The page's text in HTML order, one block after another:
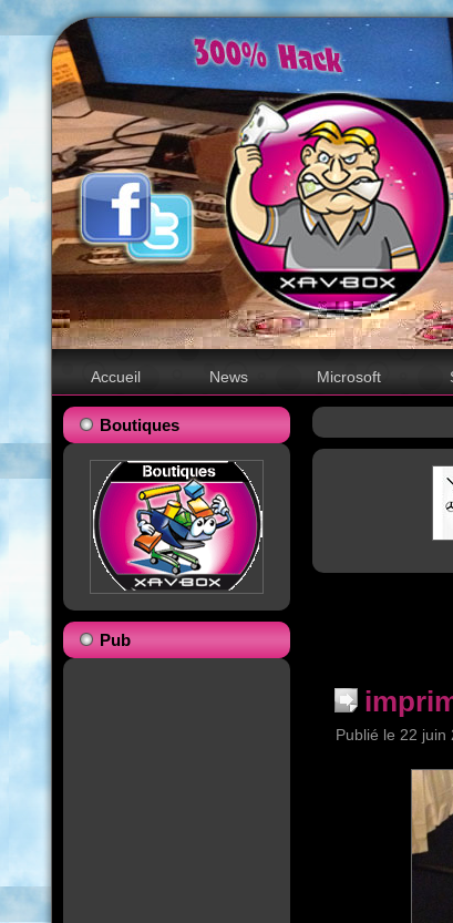
Accueil News Microsoft
Boutiques
Pub
Publié le 22 juin